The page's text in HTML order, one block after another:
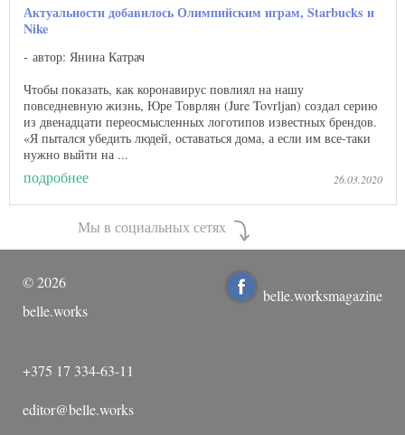
Актуальности добавилось Олимпийским играм, Starbucks и
Nike
автор: Янина Катрач
Чтобы показать, как коронавирус повлиял на нашу
повседневную жизнь, Юре Товрлян (Jure Tovrljan) создал серию
из двенадцати переосмысленных логотипов известных брендов.
«Я пытался убедить людей, оставаться дома, а если им все-таки
нужно выйти на ...
подробнее 26.03.2020
©2026
belle.works
+375 17 334-63-11
editor@belle.works
Мы в социальных сетях
belle.worksmagazine